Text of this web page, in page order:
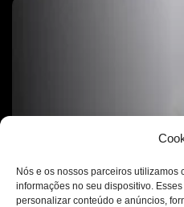
Nós e os nossos parceiros utilizamos
informações no seu dispositivo.
personalizar conteúdo e anúncios,
O Autocuidado Vai Muito